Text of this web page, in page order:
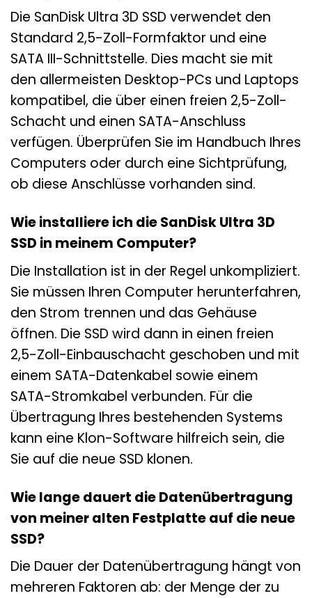
Die SanDisk Ultra 3D SSD verwendet den
Standard 2,5-Zoll-Formfaktor und eine
SATA III-Schnittstelle. Dies macht sie mit
den allermeisten Desktop-PCs und Laptops
kompatibel, die über einen freien 2,5-Zoll-
Schacht und einen SATA-Anschluss
verfügen. Überprüfen Sie im Handbuch Ihres
Computers oder durch eine Sichtprüfung,
ob diese Anschlüsse vorhanden sind.
Wie installiere ich die SanDisk Ultra 3D
SSD in meinem Computer?
Die Installation ist in der Regel unkompliziert.
Sie müssen Ihren Computer herunterfahren,
den Strom trennen und das Gehäuse
öffnen. Die SSD wird dann in einen freien
2,5-Zoll-Einbauschacht geschoben und mit
einem SATA-Datenkabel sowie einem
SATA-Stromkabel verbunden. Für die
Übertragung Ihres bestehenden Systems
kann eine Klon-Software hilfreich sein, die
Sie auf die neue SSD klonen.
Wie lange dauert die Datenübertragung
von meiner alten Festplatte auf die neue
SSD?
Die Dauer der Datenübertragung hängt von
mehreren Faktoren ab: der Menge der zu